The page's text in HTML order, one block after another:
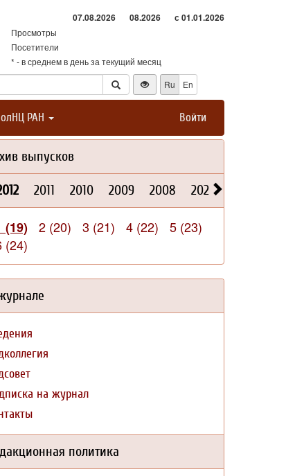
07.08.2026 08.2026 с 01.01.2026
Просмотры
Посетители
* - в среднем в день за текущий месяц
Ru
En
РАН Войти
выпусков
2011 2010 2009 2008 2026
(19) 2 (20) 3 (21) 4 (22)
5 (23)
(24)
на журнал
политика